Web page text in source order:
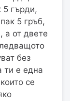
5 гърди,
5 гръб,
а от двете
без
ти е една
се